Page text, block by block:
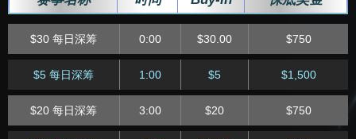
$5 每日急速 21:45 $5.00 $1,500
$1 每日急速 21:45 $1 $400
$50 每日急速 22:45 $50.00 $2,500
$50 每日快速 15:15 $50 $750
$10 每日快速 15:15 $10.00 $500
$60 每日快速 16:15 $60 $1,000
$20 每日快速 16:15 $20.00 $600
$50 每日大赛 18:00 $50.00 $1,000
$20 每日大赛 19:00 $20.00 $1,000
$8 每日大赛 19:00 $8.00 $600
$5 每日大赛 20:00 $5.00 $750
$30 每日深筹 0:00 $30.00 $750
$5 每日深筹 1:00 $5 $1,500
$20 每日深筹 3:00 $20 $750